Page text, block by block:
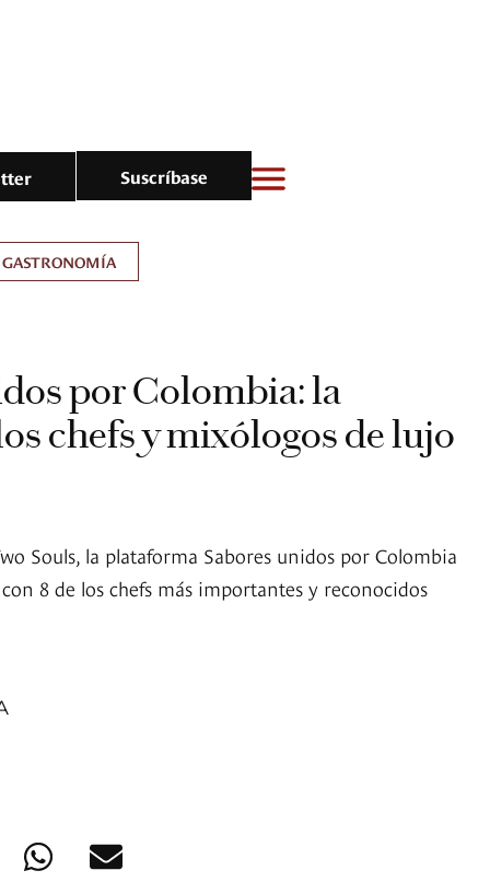
Suscríbase
GASTRONOMÍA
por Colombia: la
chefs y mixólogos de lujo
Souls, la plataforma Sabores unidos por Colombia
8 de los chefs más importantes y reconocidos